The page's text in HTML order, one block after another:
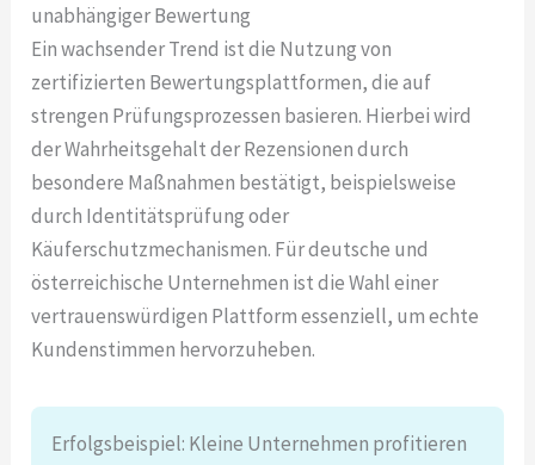
unabhängiger Bewertung
Ein wachsender Trend ist die Nutzung von
zertifizierten Bewertungsplattformen, die auf
strengen Prüfungsprozessen basieren. Hierbei wird
der Wahrheitsgehalt der Rezensionen durch
besondere Maßnahmen bestätigt, beispielsweise
durch Identitätsprüfung oder
Käuferschutzmechanismen. Für deutsche und
österreichische Unternehmen ist die Wahl einer
vertrauenswürdigen Plattform essenziell, um echte
Kundenstimmen hervorzuheben.
Erfolgsbeispiel: Kleine Unternehmen profitieren